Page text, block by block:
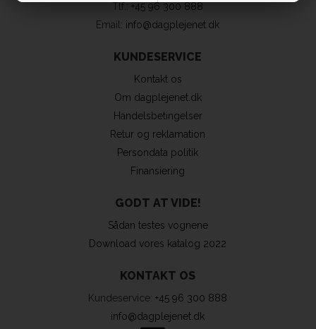
Tlf.:+45 96 300 888
Email: info@dagplejenet.dk
KUNDESERVICE
Kontakt os
Om dagplejenet.dk
Handelsbetingelser
Retur og reklamation
Persondata politik
Finansiering
GODT AT VIDE!
Sådan testes vognene
Download vores katalog 2022
KONTAKT OS
Kundeservice:+45 96 300 888
info@dagplejenet.dk